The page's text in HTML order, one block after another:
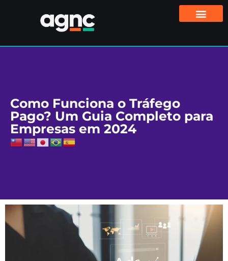
Como Funciona o Tráfego
Pago? Um Guia Completo para
Empresas em 2024